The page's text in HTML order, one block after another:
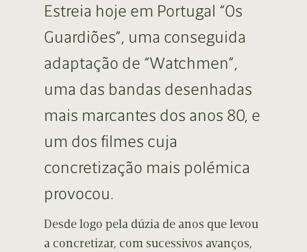
Estreia hoje em Portugal “Os
Guardiões”, uma conseguida
adaptação de “Watchmen”,
uma das bandas desenhadas
mais marcantes dos anos 80, e
um dos filmes cuja
concretização mais polémica
provocou.
Desde logo pela dúzia de anos que levou
a concretizar, com sucessivos avanços,